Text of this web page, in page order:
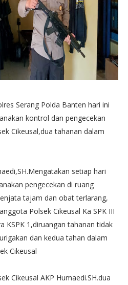
Serang Polda Banten hari ini
kontrol dan pengecekan
Cikeusal,dua tahanan dalam
setiap hari
pengecekan di ruang
tajam dan obat terlarang,
Polsek Cikeusal Ka SPK III
KSPK 1,diruangan tahanan tidak
dan kedua tahan dalam
Cikeusal
Cikeusal AKP Humaedi.SH.dua